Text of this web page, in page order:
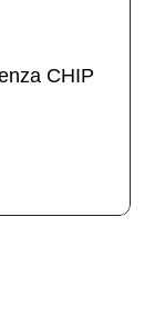
CHIP